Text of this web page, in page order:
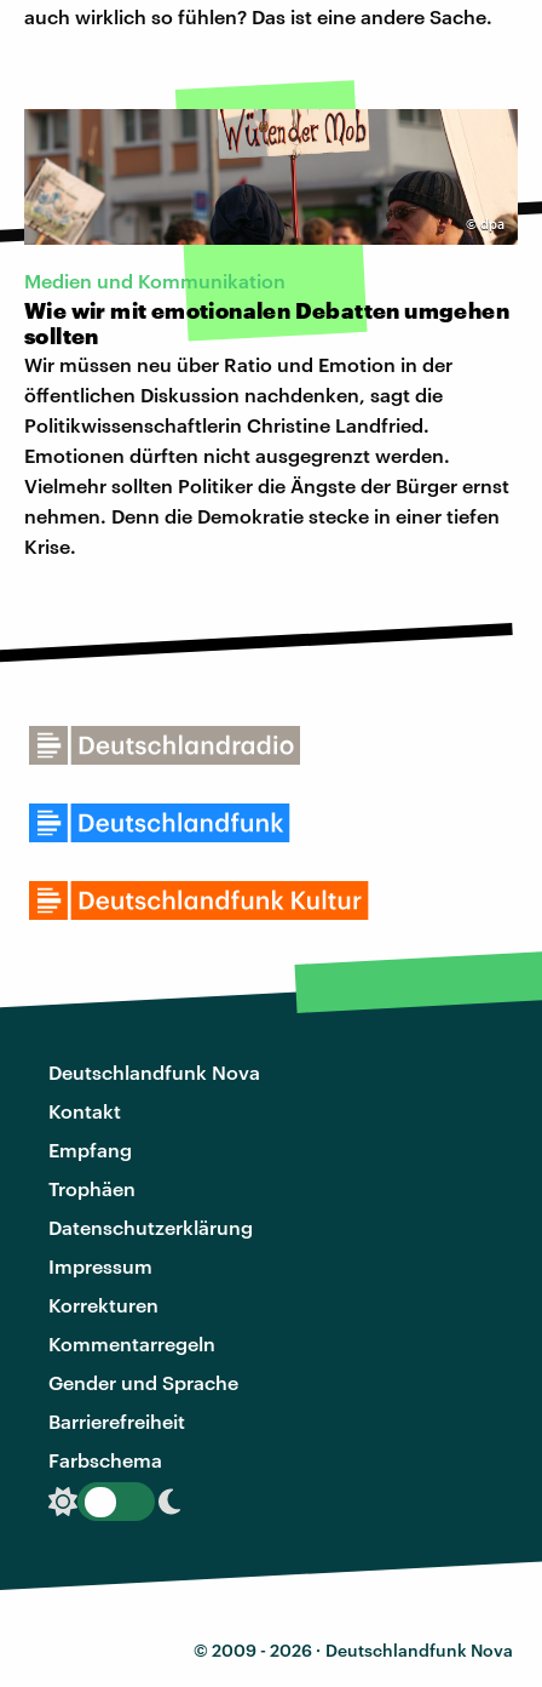
auch wirklich so fühlen? Das ist eine andere Sache.
©dpa
Medien und Kommunikation
Wie wir mit emotionalen Debatten umgehen
sollten
Wir müssen neu über Ratio und Emotion in der
öffentlichen Diskussion nachdenken, sagt die
Politikwissenschaftlerin Christine Landfried.
Emotionen dürften nicht ausgegrenzt werden.
Vielmehr sollten Politiker die Ängste der Bürger ernst
nehmen. Denn die Demokratie stecke in einer tiefen
Krise.
Deutschlandfunk Nova
Kontakt
Empfang
Trophäen
Datenschutzerklärung
Impressum
Korrekturen
Kommentarregeln
Gender und Sprache
Barrierefreiheit
Farbschema
© 2009 - 2026 · Deutschlandfunk Nova